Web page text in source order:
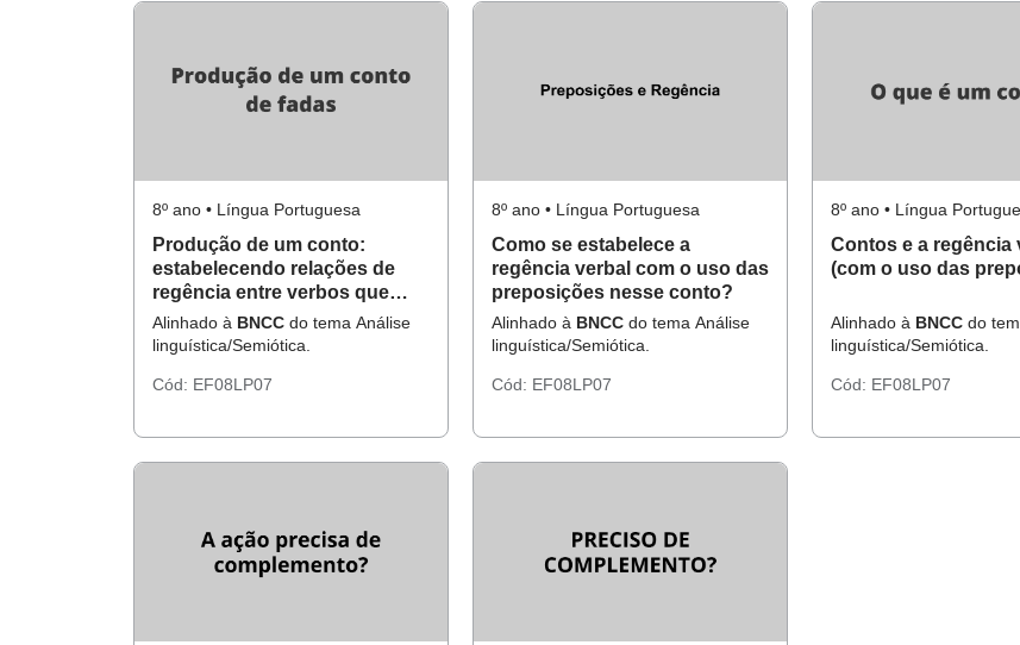
8º ano • Língua Portuguesa
Produção de um conto:
estabelecendo relações de
regência entre verbos que
exigem preposição.
Alinhado à BNCC do tema Análise
linguística/Semiótica.
Cód: EF08LP07
8º ano • Língua Portuguesa
Como se estabelece a
regência verbal com o uso das
preposições nesse conto?
Alinhado à BNCC do tema Análise
linguística/Semiótica.
Cód: EF08LP07
8º ano • Língua
Contos e a regência
(com o uso das
Alinhado à BNCC do
linguística/Semiótica.
Cód: EF08LP07